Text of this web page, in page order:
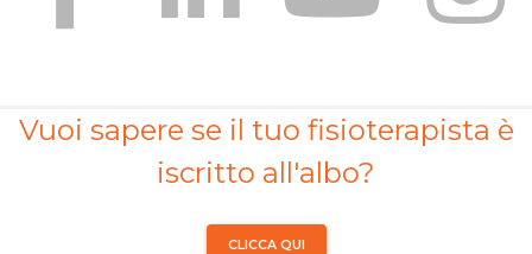
Vuoi sapere se il tuo fisioterapista è
iscritto all'albo?
CLICCA QUI